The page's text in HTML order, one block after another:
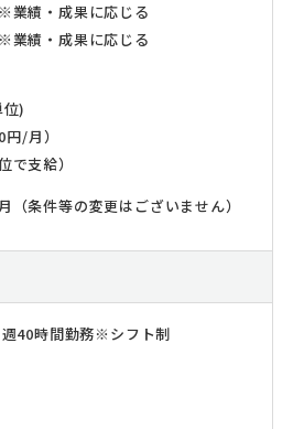
績・成果に応じる
績・成果に応じる
)
/月）
で支給）
条件等の変更はございません）
40時間勤務※シフト制